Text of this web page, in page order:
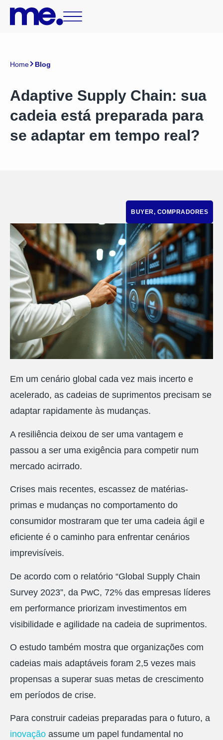
Home Blog
Adaptive Supply Chain: sua
cadeia está preparada para
se adaptar em tempo real?
BUYER, COMPRADORES
Em um cenário global cada vez mais incerto e
acelerado, as cadeias de suprimentos precisam se
adaptar rapidamente às mudanças.
A resiliência deixou de ser uma vantagem e
passou a ser uma exigência para competir num
mercado acirrado.
Crises mais recentes, escassez de matérias-
primas e mudanças no comportamento do
consumidor mostraram que ter uma cadeia ágil e
eficiente é o caminho para enfrentar cenários
imprevisíveis.
De acordo com o relatório “Global Supply Chain
Survey 2023”, da PwC, 72% das empresas líderes
em performance priorizam investimentos em
visibilidade e agilidade na cadeia de suprimentos.
O estudo também mostra que organizações com
cadeias mais adaptáveis foram 2,5 vezes mais
propensas a superar suas metas de crescimento
em períodos de crise.
Para construir cadeias preparadas para o futuro, a
inovação assume um papel fundamental no